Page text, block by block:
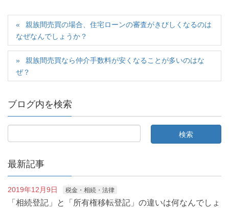
親族間売買の場合、住宅ローンの審査がきびしくなるのは
なぜなんでしょうか？
親族間売買なら仲介手数料が安くなることが多いのはな
ぜ？
ブログ内を検索
最新記事
2019年12月9日 税金・相続・法律
「相続登記」と「所有権移転登記」の違いは何なんでしょ